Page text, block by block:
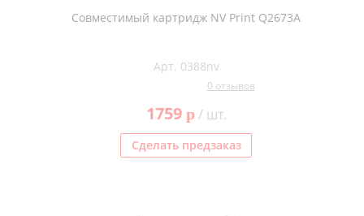
Совместимый картридж NV Print Q2673A
Арт. 0388nv
0 отзывов
1759 p/ шт.
Сделать предзаказ